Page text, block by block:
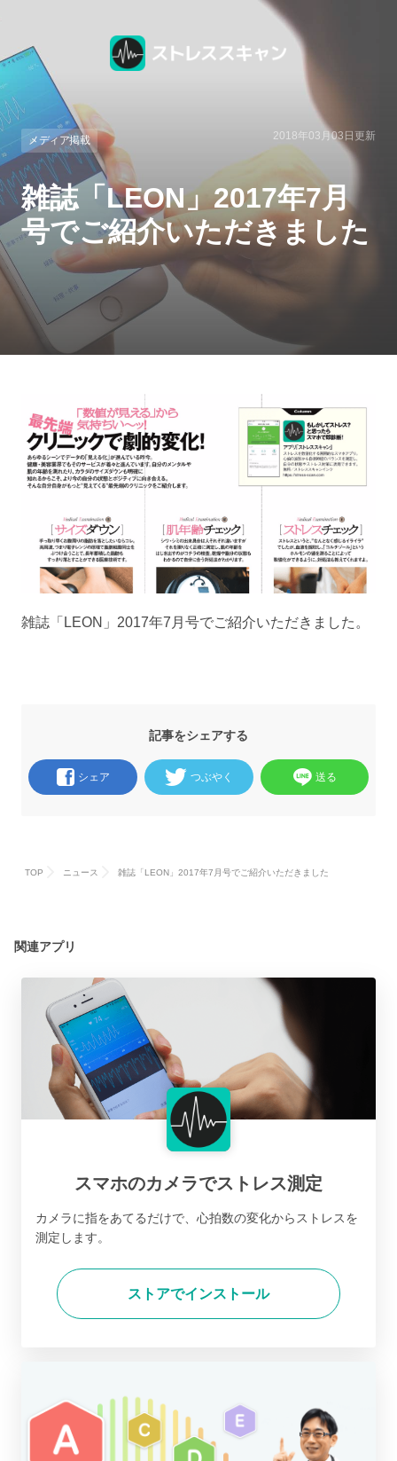
メディア掲載 2018年03月03日 更新
雑誌「LEON」2017年7月
号でご紹介いただきました
雑誌「LEON」2017年7月号でご紹介いただきました。
記事をシェアする
シェア つぶやく 送る
TOP ニュース 雑誌「LEON」2017年7月号でご紹介いただきました
関連アプリ
スマホのカメラでストレス測定
カメラに指をあてるだけで、心拍数の変化からストレスを
測定します。
ストアでインストール